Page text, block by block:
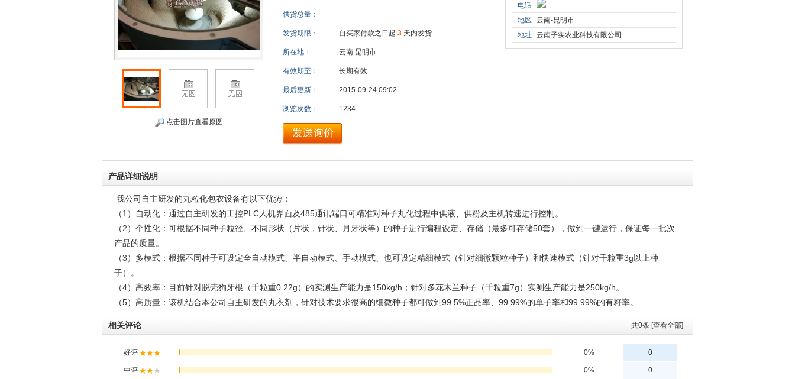
点击图片查看原图
供货总量：
发货期限： 自买家付款之日起 3 天内发货
所在地： 云南 昆明市
有效期至： 长期有效
最后更新： 2015-09-24 09:02
浏览次数： 1234
电话
地区
云南-昆明市
地址
云南子实农业科技有限公司
产品详细说明
我公司自主研发的丸粒化包衣设备有以下优势：
（1）自动化：通过自主研发的工控PLC人机界面及485通讯端口可精准对种子丸化过程中供液、供粉及主机转速进行控制。
（2）个性化：可根据不同种子粒径、不同形状（片状，针状、月牙状等）的种子进行编程设定、存储（最多可存储50套），做到一键运行，保证每一批次
产品的质量。
（3）多模式：根据不同种子可设定全自动模式、半自动模式、手动模式、也可设定精细模式（针对细微颗粒种子）和快速模式（针对千粒重3g以上种
子）。
（4）高效率：目前针对脱壳狗牙根（千粒重0.22g）的实测生产能力是150kg/h；针对多花木兰种子（千粒重7g）实测生产能力是250kg/h。
（5）高质量：该机结合本公司自主研发的丸衣剂，针对技术要求很高的细微种子都可做到99.5%正品率、99.99%的单子率和99.99%的有籽率。
共0条 [查看全部]
相关评论